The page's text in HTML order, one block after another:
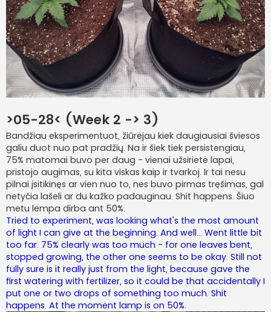
>05-28< (Week 2 -> 3)
Bandžiau eksperimentuot, žiūrėjau kiek daugiausiai šviesos
galiu duot nuo pat pradžių. Na ir šiek tiek persistengiau,
75% matomai buvo per daug - vienai užsirietė lapai,
pristojo augimas, su kita viskas kaip ir tvarkoj. Ir tai nesu
pilnai įsitikinęs ar vien nuo to, nes buvo pirmas tręšimas, gal
netyčia lašeli ar du kažko padauginau. Shit happens. Šiuo
metu lempa dirba ant 50%.
Tried to experiment, was looking what's the most amount
of light I can give at the beginning. And well... Went little bit
too far. 75% clearly was too much - for one leaves bent,
stopped growing, the other one seems to be okay. Still not
fully sure is it really just from the light, because gave the
first watering with fertilizer, so it could be that accidentally I
put one or two drops of something too much. Shit
happens. At the moment lamp is on 50%.